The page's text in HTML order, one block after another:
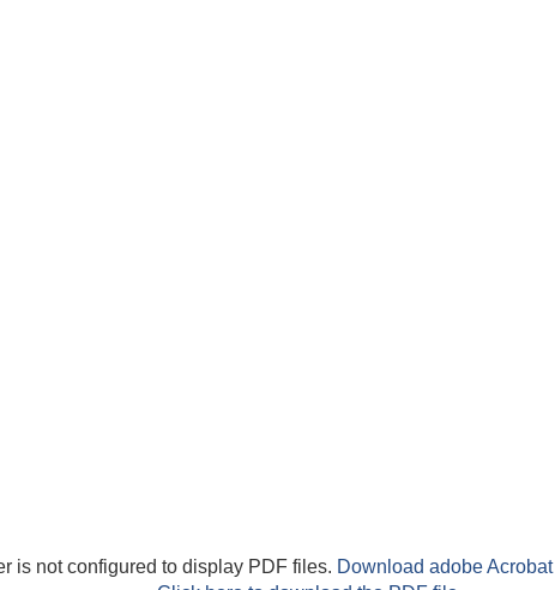
is not configured to display PDF files. Download adobe Acrobat